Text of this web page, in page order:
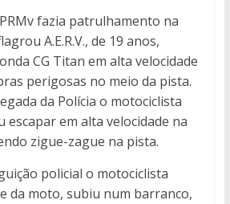
fazia patrulhamento na
A.E.R.V., de 19 anos,
CG Titan em alta velocidade
perigosas no meio da pista.
da Polícia o motociclista
escapar em alta velocidade na
zigue-zague na pista.
policial o motociclista
da moto, subiu num barranco,